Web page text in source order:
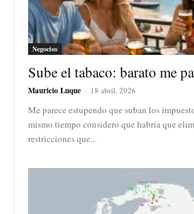
Negocios
Sube el tabaco: barato me
Mauricio Luque - 18 abril, 2026
Me parece estupendo que suban los
mismo tiempo considero que habría que
restricciones que...